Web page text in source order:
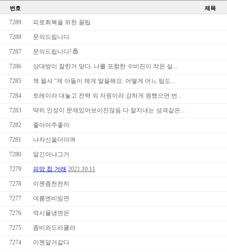
번호 제목
7289 피로회복을 위한 꿀팁
7288 문의드립니다.
7287 문의드립니다!
7286 상대방이 잘한거 맞다. 나를 포함한 수비진이 작은 실...
7285 잭 윌셔 "제 아들이 제게 말을해요. 어떻게 어느 팀도...
7284 토레이라 대놓고 전력 외 자원이라 강하게 원했으면 번...
7283 딱히 인성이 문제있어보이진않음 다 잘지내는 성격같은...
7282 좋아아주좋아
7281 나자신을더아껴
7280 알긴아냐그거
7279 피망 칩 거래 2021.10.11
7278 이젠좀천천히
7277 여름엔비빔면
7276 역시물냉면은
7275 좀비와드라큘라
7274 이젠알거같다